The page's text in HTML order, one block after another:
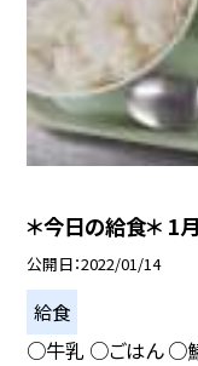
＊今日の給食＊ 1
公開日 2022/01/14
給食
○牛乳 ○ごはん ○